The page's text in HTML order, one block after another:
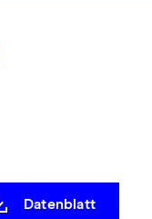
Datenblatt